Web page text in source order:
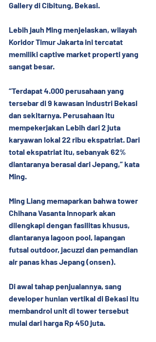
Gallery di Cibitung, Bekasi.
Lebih jauh Ming menjelaskan, wilayah
Koridor Timur Jakarta ini tercatat
memiliki captive market properti yang
sangat besar.
“Terdapat 4.000 perusahaan yang
tersebar di 9 kawasan industri Bekasi
dan sekitarnya. Perusahaan itu
mempekerjakan Lebih dari 2 juta
karyawan lokal 22 ribu ekspatriat. Dari
total ekspatriat itu, sebanyak 62%
diantaranya berasal dari Jepang,” kata
Ming.
Ming Liang memaparkan bahwa tower
Chihana Vasanta Innopark akan
dilengkapi dengan fasilitas khusus,
diantaranya lagoon pool, lapangan
futsal outdoor, jacuzzi dan pemandian
air panas khas Jepang (onsen).
Di awal tahap penjualannya, sang
developer hunian vertikal di Bekasi itu
membandrol unit di tower tersebut
mulai dari harga Rp 450 juta.